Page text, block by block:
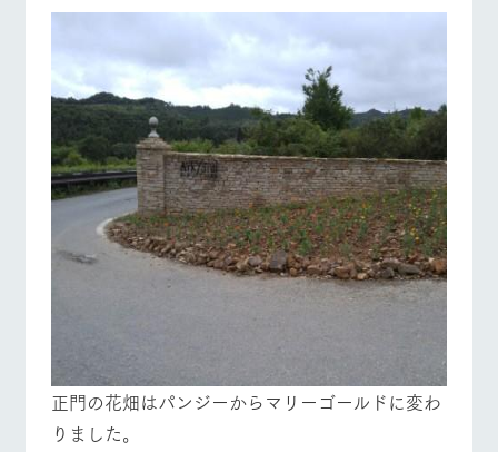
営業時間・料金 交通アクセス
よくあるご質問
団体のお客様へ
ペットをお連れの
お客様へ お問い合わせ
正門の花畑はパンジーからマリーゴールドに変わ
りました。